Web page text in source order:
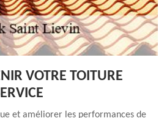
VOTRE TOITURE
et améliorer les performances de